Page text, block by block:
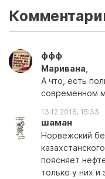
ффф
Маривана
А что, есть
современном
13.12.2016, 15:33
шаман
Норвежский
поясняет
только у них и